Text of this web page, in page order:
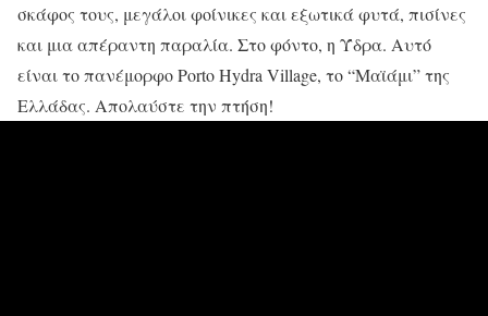
σκάφος τους, μεγάλοι φοίνικες και εξωτικά φυτά, πισίνες
και μια απέραντη παραλία. Στο φόντο, η Ύδρα. Αυτό
είναι το πανέμορφο Porto Hydra Village, το “Μαϊάμι” της
Ελλάδας. Απολαύστε την πτήση!